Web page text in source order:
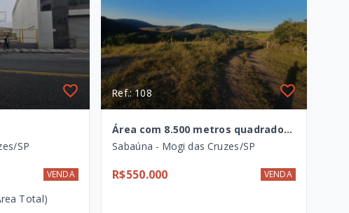
SP
VENDA
Total)
Ref.: 108
Área com 8.500 metros quadrados em Sabauna, Mogi das Cruzes - SP
Sabaúna - Mogi das Cruzes/SP
R$550.000 VENDA